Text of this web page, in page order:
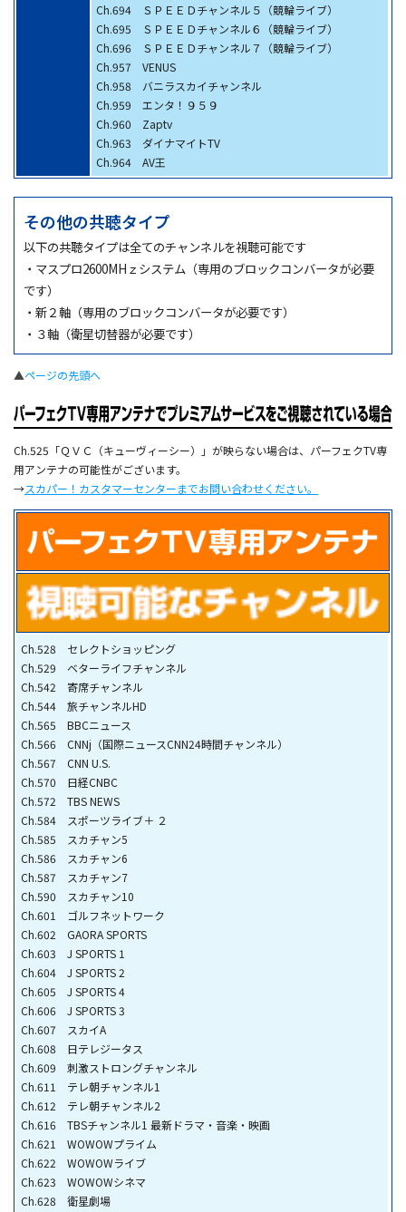
Ch.694 ＳＰＥＥＤチャンネル５（競輪ライブ）
Ch.695 ＳＰＥＥＤチャンネル６（競輪ライブ）
Ch.696 ＳＰＥＥＤチャンネル７（競輪ライブ）
Ch.957 VENUS
Ch.958 バニラスカイチャンネル
Ch.959 エンタ！９５９
Ch.960 Zaptv
Ch.963 ダイナマイトTV
Ch.964 AV王
その他の共聴タイプ
以下の共聴タイプは全てのチャンネルを視聴可能です
・マスプロ2600MHｚシステム（専用のブロックコンバータが必要
です）
・新２軸（専用のブロックコンバータが必要です）
・３軸（衛星切替器が必要です）
▲ページの先頭へ
Ch.525「ＱＶＣ（キューヴィーシー）」が映らない場合は、パーフェクTV専
用アンテナの可能性がございます。
→スカパー！カスタマーセンターまでお問い合わせください。
Ch.528 セレクトショッピング
Ch.529 ベターライフチャンネル
Ch.542 寄席チャンネル
Ch.544 旅チャンネルHD
Ch.565 BBCニュース
Ch.566 CNNj（国際ニュースCNN24時間チャンネル）
Ch.567 CNN U.S.
Ch.570 日経CNBC
Ch.572 TBS NEWS
Ch.584 スポーツライブ＋ ２
Ch.585 スカチャン5
Ch.586 スカチャン6
Ch.587 スカチャン7
Ch.590 スカチャン10
Ch.601 ゴルフネットワーク
Ch.602 GAORA SPORTS
Ch.603 J SPORTS 1
Ch.604 J SPORTS 2
Ch.605 J SPORTS 4
Ch.606 J SPORTS 3
Ch.607 スカイA
Ch.608 日テレジータス
Ch.609 刺激ストロングチャンネル
Ch.611 テレ朝チャンネル1
Ch.612 テレ朝チャンネル2
Ch.616 TBSチャンネル1 最新ドラマ・音楽・映画
Ch.621 WOWOWプライム
Ch.622 WOWOWライブ
Ch.623 WOWOWシネマ
Ch.628 衛星劇場